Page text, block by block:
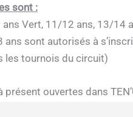
sont :
ans Vert, 11/12 ans, 13/14
ans sont autorisés à
les tournois du circuit)
ouvertes dans